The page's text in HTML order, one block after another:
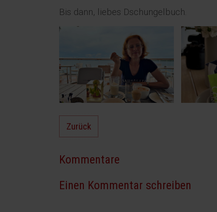
Bis dann, liebes Dschungelbuch.
Zurück
Kommentare
Einen Kommentar schreiben